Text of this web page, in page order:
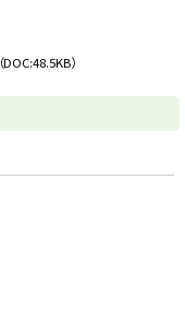
（DOC:48.5KB）